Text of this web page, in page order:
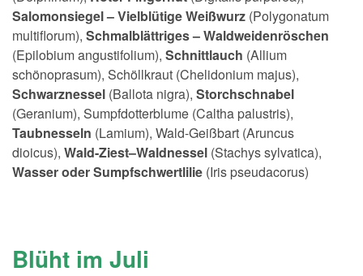
Salomonsiegel – Vielblütige Weißwurz (Polygonatum
multiflorum), Schmalblättriges – Waldweidenröschen
(Epilobium angustifolium), Schnittlauch (Allium
schönoprasum), Schöllkraut (Chelidonium majus),
Schwarznessel (Ballota nigra), Storchschnabel
(Geranium), Sumpfdotterblume (Caltha palustris),
Taubnesseln (Lamium), Wald-Geißbart (Aruncus
dioicus), Wald-Ziest–Waldnessel (Stachys sylvatica),
Wasser oder Sumpfschwertlilie (Iris pseudacorus)
Blüht im Juli